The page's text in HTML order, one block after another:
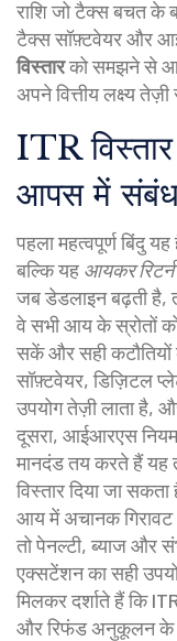
राशि जो टैक्स बचत के
टैक्स सॉफ़्टवेयर और
विस्तारको समझने से
अपने वित्तीय लक्ष्य
ITR
आपस में
पहला महत्वपूर्ण बिंदु
बल्कि यह आयकर रिटर्न
जब डेडलाइन बढ़ती है,
वे सभी आय के स्रोतों
सकें और सही
सॉफ़्टवेयर,डिज़िटल
उपयोग तेज़ी लाता है,
दूसरा, आईआरएस नियम
मानदंड तय करते हैंयह
विस्तार दिया जा
आय में अचानक
तो पेनल्टी, ब्याज और
एक्सटेंशन का सही
मिलकर दर्शाते हैं कि
और रिफंड अनुकूलन के